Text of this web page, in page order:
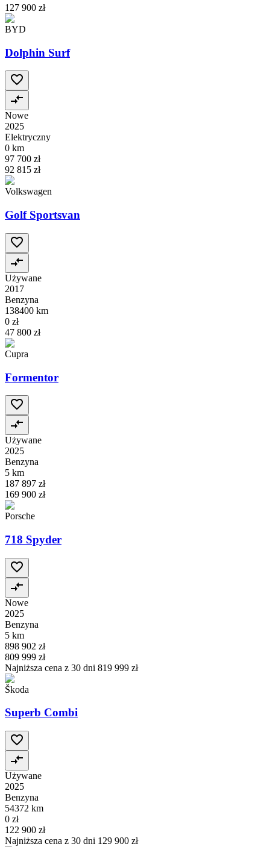
127 900 zł
BYD
Dolphin Surf
Nowe
2025
Elektryczny
0 km
97 700 zł
92 815 zł
Volkswagen
Golf Sportsvan
Używane
2017
Benzyna
138400 km
0 zł
47 800 zł
Cupra
Formentor
Używane
2025
Benzyna
5 km
187 897 zł
169 900 zł
Porsche
718 Spyder
Nowe
2025
Benzyna
5 km
898 902 zł
809 999 zł
Najniższa cena z 30 dni 819 999 zł
Škoda
Superb Combi
Używane
2025
Benzyna
54372 km
0 zł
122 900 zł
Najniższa cena z 30 dni 129 900 zł